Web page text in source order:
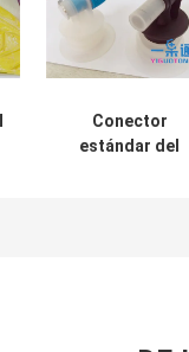
Conector
estándar del